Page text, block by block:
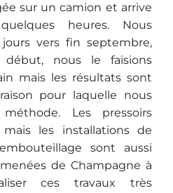
sur un camion et arrive
heures. Nous
vers fin septembre,
nous le faisions
mais les résultats sont
pour laquelle nous
Les pressoirs
les installations de
sont aussi
de Champagne à
ces travaux très